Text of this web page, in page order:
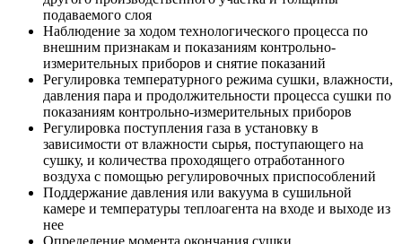
подаваемого слоя
Наблюдение за ходом технологического процесса по
внешним признакам и показаниям контрольно-
измерительных приборов и снятие показаний
Регулировка температурного режима сушки, влажности,
давления пара и продолжительности процесса сушки по
показаниям контрольно-измерительных приборов
Регулировка поступления газа в установку в
зависимости от влажности сырья, поступающего на
сушку, и количества проходящего отработанного
воздуха с помощью регулировочных приспособлений
Поддержание давления или вакуума в сушильной
камере и температуры теплоагента на входе и выходе из
нее